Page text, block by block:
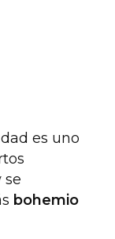
es uno
se
bohemio